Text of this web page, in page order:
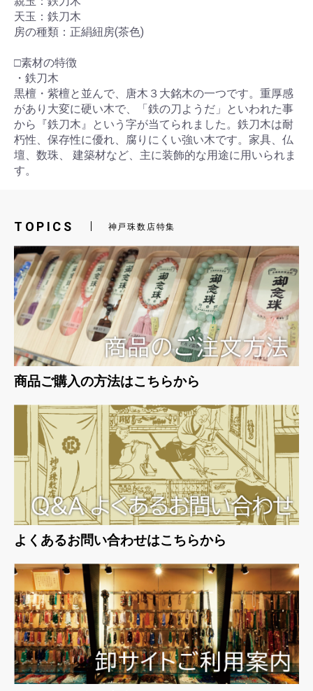
お買い物を続ける カートへ進む
天玉：鉄刀木
房の種類：正絹紐房(茶色)
□素材の特徴
・鉄刀木
黒檀・紫檀と並んで、唐木３大銘木の一つです。重厚感
があり大変に硬い木で、「鉄の刀ようだ」といわれた事
から『鉄刀木』という字が当てられました。鉄刀木は耐
朽性、保存性に優れ、腐りにくい強い木です。家具、仏
壇、数珠、 建築材など、主に装飾的な用途に用いられま
す。
TOPICS 神戸珠数店特集
商品ご購入の方法はこちらから
よくあるお問い合わせはこちらから